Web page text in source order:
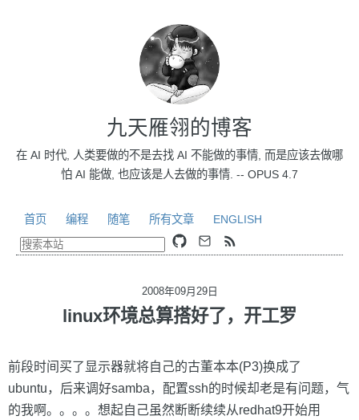
九天雁翎的博客
在 AI 时代, 人类要做的不是去找 AI 不能做的事情, 而是应该去做哪
怕 AI 能做, 也应该是人去做的事情. -- OPUS 4.7
首页 编程 随笔 所有文章 ENGLISH
2008年09月29日
linux环境总算搭好了，开工罗
前段时间买了显示器就将自己的古董本本(P3)换成了
ubuntu，后来调好samba，配置ssh的时候却老是有问题，气
的我啊。。。。想起自己虽然断断续续从redhat9开始用